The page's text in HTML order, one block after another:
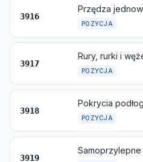
3916
POZYCJA
3917
POZYCJA
3918
POZYCJA
3919